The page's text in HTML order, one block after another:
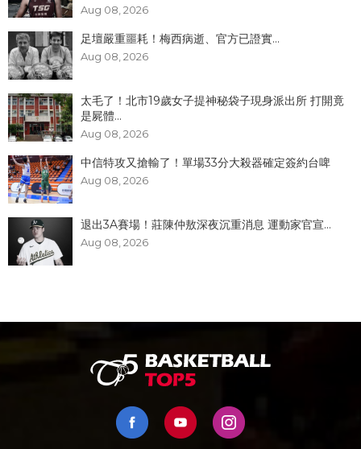
Aug 08, 2026
足壇嚴重噩耗！梅西病逝、官方已證實...
Aug 08, 2026
太毛了！北市19歲女子提神秘袋子現身派出所 打開竟
是屍體...
Aug 08, 2026
中信特攻又搶輸了！單場33分大殺器確定簽約台啤
Aug 08, 2026
退出3A賽場！莊陳仲敖深夜沉重消息 運動家官宣...
Aug 08, 2026